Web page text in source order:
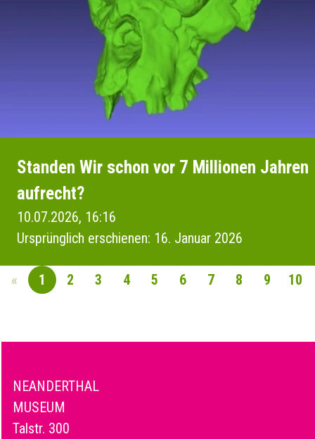
Standen Wir schon vor 7 Millionen Jahren
aufrecht?
10.07.2026, 16:16
Ursprünglich erschienen: 16. Januar 2026
« 1 2 3 4 5 6 7 8 9 10
NEANDERTHAL
MUSEUM
Talstr. 300